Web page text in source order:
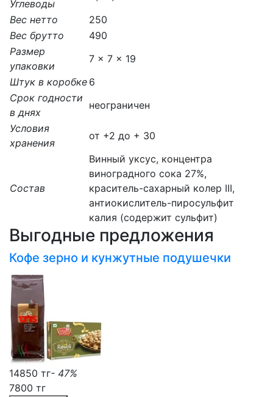
Углеводы
Вес нетто
250
Вес брутто
490
Размер
упаковки
7 x 7 x 19
Штук в коробке 6
Срок годности
в днях
неограничен
Условия
хранения
от +2 до + 30
Состав
Винный уксус, концентра
виноградного сока 27%,
краситель-сахарный колер III,
антиокислитель-пиросульфит
калия (содержит сульфит)
Выгодные предложения
Кофе зерно и кунжутные подушечки
14850 тг- 47%
7800 тг